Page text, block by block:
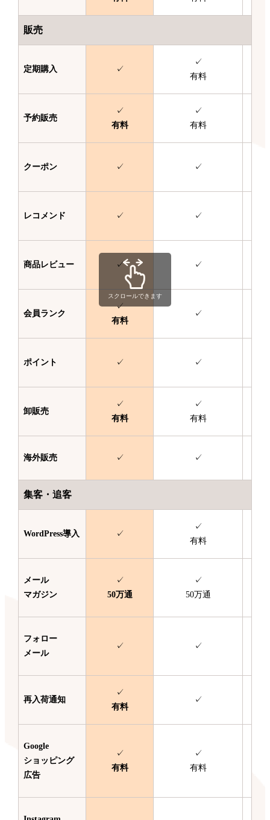
販売
定期購入 ✓
✓
有料
予約販売
✓
有料
✓
有料
クーポン ✓ ✓
レコメンド ✓ ✓
商品レビュー ✓ ✓
会員ランク
✓
有料
✓
ポイント ✓ ✓
卸販売
✓
有料
✓
有料
海外販売 ✓ ✓
集客・追客
WordPress導入 ✓
✓
有料
メール
マガジン
✓
50万通
✓
50万通
フォロー
メール
✓ ✓
再入荷通知
✓
有料
✓
Google
ショッピング
広告
✓
有料
✓
有料
スクロールできます